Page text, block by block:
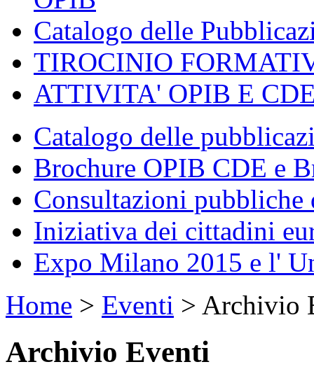
Catalogo delle
TIROCINIO
ATTIVITA' OPIB E
Catalogo delle
Brochure OPIB CDE e
Consultazioni pubbliche
Iniziativa dei cittadini
Expo Milano 2015 e l'
Home > Eventi > Archivio
Archivio Eventi